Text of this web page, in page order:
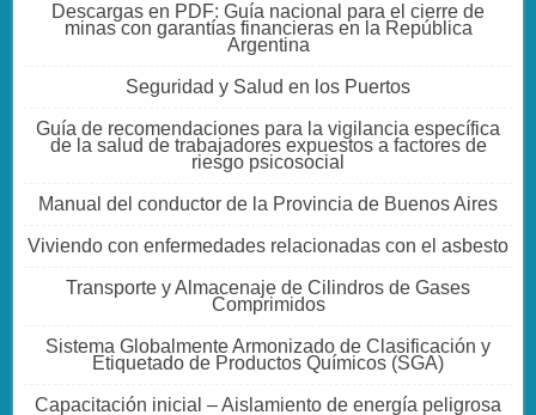
Descargas en PDF: Guía nacional para el cierre de
minas con garantías financieras en la República
Argentina
Seguridad y Salud en los Puertos
Guía de recomendaciones para la vigilancia específica
de la salud de trabajadores expuestos a factores de
riesgo psicosocial
Manual del conductor de la Provincia de Buenos Aires
Viviendo con enfermedades relacionadas con el asbesto
Transporte y Almacenaje de Cilindros de Gases
Comprimidos
Sistema Globalmente Armonizado de Clasificación y
Etiquetado de Productos Químicos (SGA)
Capacitación inicial – Aislamiento de energía peligrosa